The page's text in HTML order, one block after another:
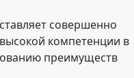
совершенно
компетенции в
преимуществ